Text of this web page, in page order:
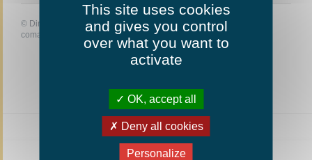
© Direction de l'information légale et administrative
comarquage developpé par baseo.io
This site uses cookies
and gives you control
over what you want to
activate
OK, accept all
Deny all cookies
Personalize